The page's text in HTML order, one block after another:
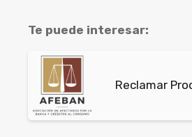
Te puede interesar:
Reclamar